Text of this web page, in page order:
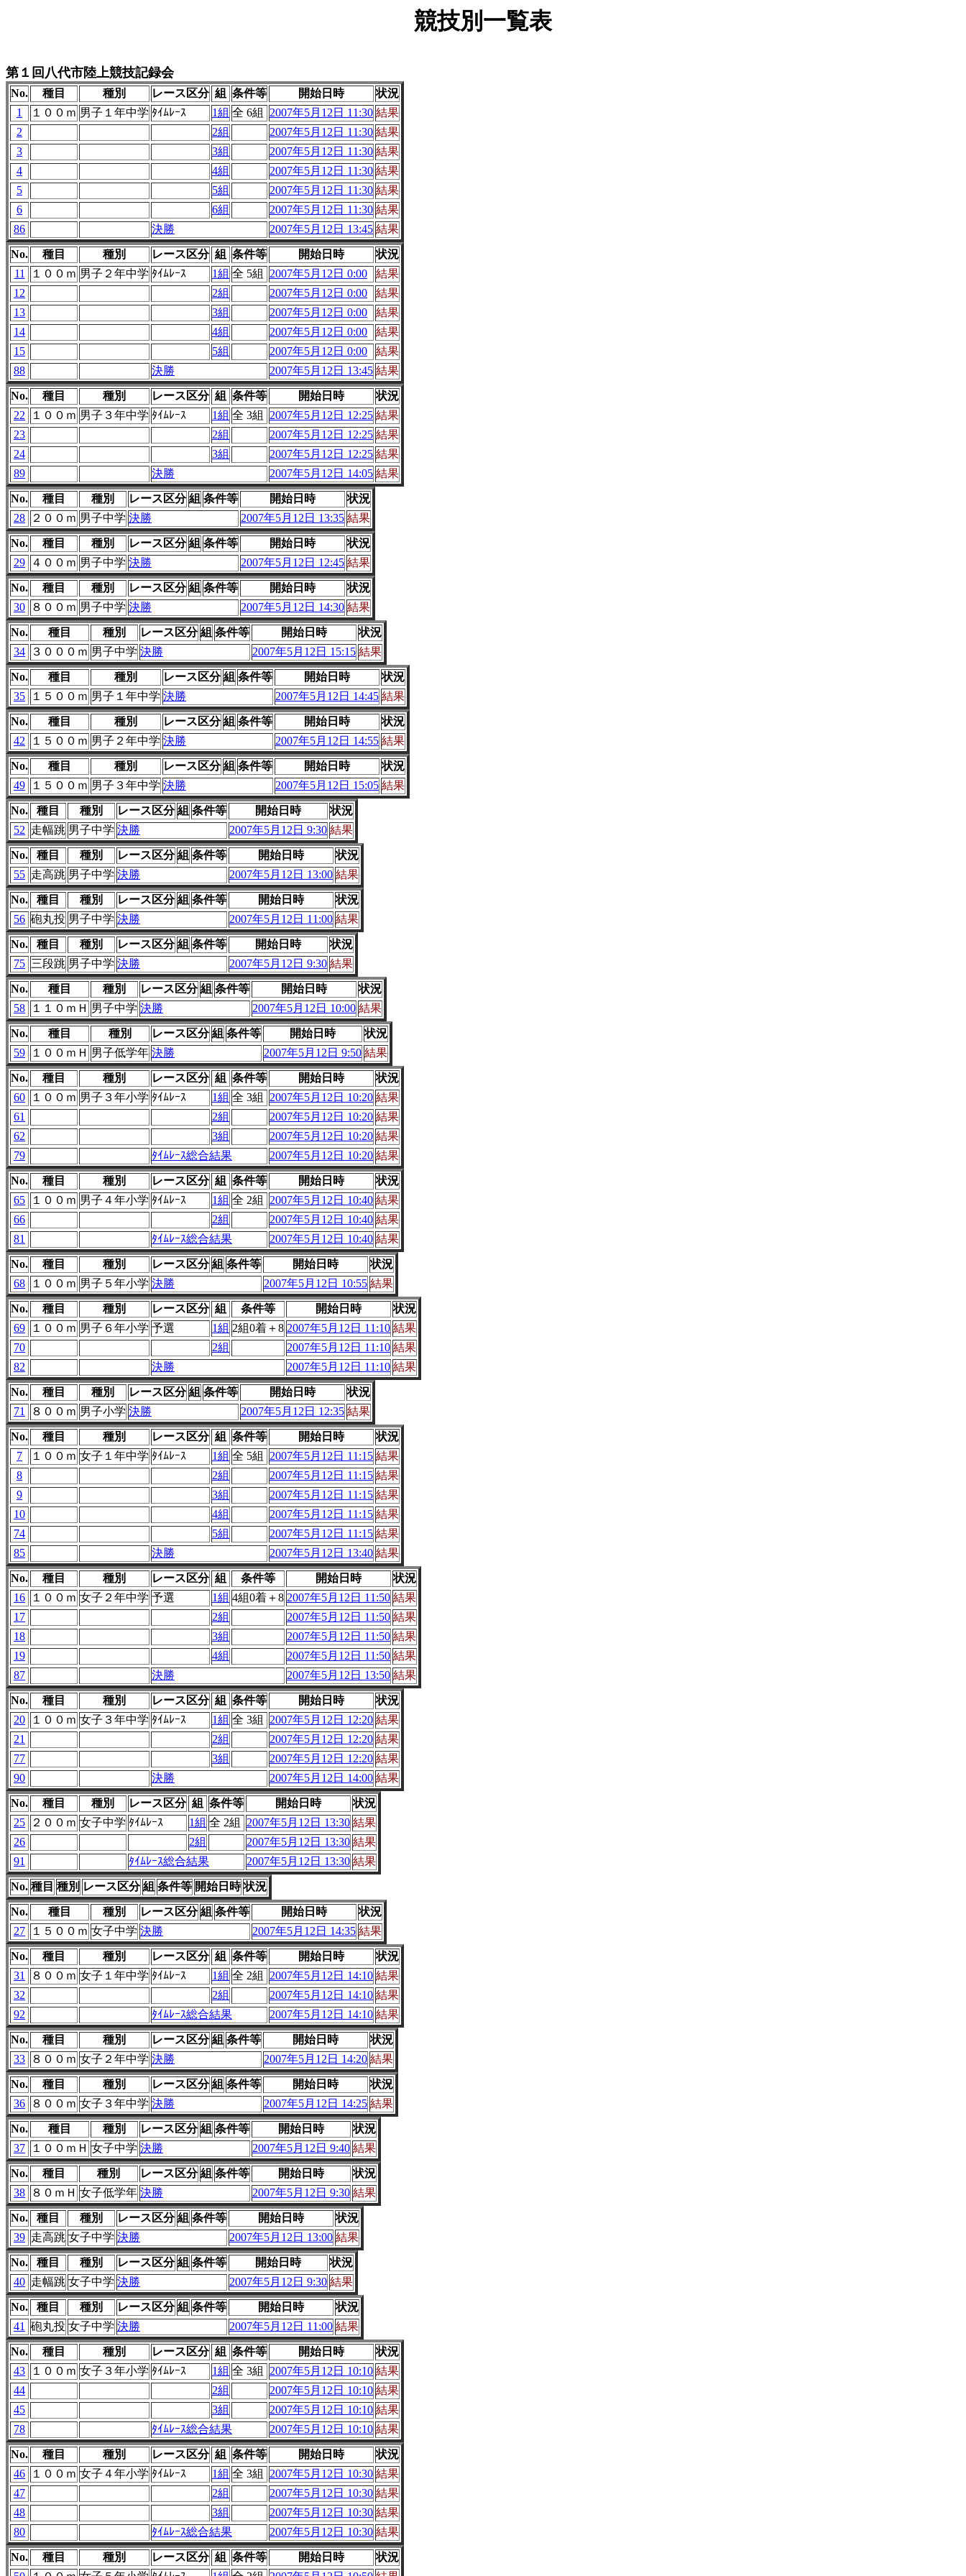
競技別一覧表
第１回八代市陸上競技記録会
No. 種目 種別 レース区分 組 条件等 開始日時
状況
1
１００ｍ 男子１年中学 ﾀｲﾑﾚｰｽ 1組 全 6組 2007年5月12日 11:30 結果
2
2組 2007年5月12日 11:30 結果
3
3組 2007年5月12日 11:30 結果
4
4組 2007年5月12日 11:30 結果
5
5組 2007年5月12日 11:30 結果
6
6組 2007年5月12日 11:30 結果
86
決勝 2007年5月12日 13:45 結果
No. 種目 種別 レース区分 組 条件等 開始日時
状況
11
１００ｍ 男子２年中学 ﾀｲﾑﾚｰｽ 1組 全 5組 2007年5月12日 0:00
結果
12
2組 2007年5月12日 0:00
結果
13
3組 2007年5月12日 0:00
結果
14
4組 2007年5月12日 0:00
結果
15
5組 2007年5月12日 0:00
結果
88
決勝 2007年5月12日 13:45 結果
No. 種目 種別 レース区分 組 条件等 開始日時
状況
22
１００ｍ 男子３年中学 ﾀｲﾑﾚｰｽ 1組 全 3組 2007年5月12日 12:25 結果
23
2組 2007年5月12日 12:25 結果
24
3組 2007年5月12日 12:25 結果
89
決勝 2007年5月12日 14:05 結果
No. 種目 種別 レース区分 組 条件等 開始日時
状況
28
２００ｍ 男子中学 決勝 2007年5月12日 13:35 結果
No. 種目 種別 レース区分 組 条件等 開始日時
状況
29
４００ｍ 男子中学 決勝 2007年5月12日 12:45 結果
No. 種目 種別 レース区分 組 条件等 開始日時
状況
30
８００ｍ 男子中学 決勝 2007年5月12日 14:30 結果
No. 種目 種別 レース区分 組 条件等 開始日時
状況
34
３０００ｍ 男子中学 決勝 2007年5月12日 15:15 結果
No. 種目 種別 レース区分 組 条件等 開始日時
状況
35
１５００ｍ 男子１年中学 決勝 2007年5月12日 14:45 結果
No. 種目 種別 レース区分 組 条件等 開始日時
状況
42
１５００ｍ 男子２年中学 決勝 2007年5月12日 14:55 結果
No. 種目 種別 レース区分 組 条件等 開始日時
状況
49
１５００ｍ 男子３年中学 決勝 2007年5月12日 15:05 結果
No. 種目 種別 レース区分 組 条件等 開始日時
状況
52 走幅跳 男子中学 決勝 2007年5月12日 9:30 結果
No. 種目 種別 レース区分 組 条件等 開始日時
状況
55 走高跳 男子中学 決勝 2007年5月12日 13:00 結果
No. 種目 種別 レース区分 組 条件等 開始日時
状況
56 砲丸投 男子中学 決勝 2007年5月12日 11:00 結果
No. 種目 種別 レース区分 組 条件等 開始日時
状況
75 三段跳 男子中学 決勝 2007年5月12日 9:30 結果
No. 種目 種別 レース区分 組 条件等 開始日時
状況
58
１１０ｍＨ 男子中学 決勝 2007年5月12日 10:00 結果
No. 種目 種別 レース区分 組 条件等 開始日時
状況
59
１００ｍＨ 男子低学年 決勝 2007年5月12日 9:50 結果
No. 種目 種別 レース区分 組 条件等 開始日時
状況
60
１００ｍ 男子３年小学 ﾀｲﾑﾚｰｽ 1組 全 3組 2007年5月12日 10:20 結果
61
2組 2007年5月12日 10:20 結果
62
3組 2007年5月12日 10:20 結果
79
ﾀｲﾑﾚｰｽ総合結果 2007年5月12日 10:20 結果
No. 種目 種別 レース区分 組 条件等 開始日時
状況
65
１００ｍ 男子４年小学 ﾀｲﾑﾚｰｽ 1組 全 2組 2007年5月12日 10:40 結果
66
2組 2007年5月12日 10:40 結果
81
ﾀｲﾑﾚｰｽ総合結果 2007年5月12日 10:40 結果
No. 種目 種別 レース区分 組 条件等 開始日時
状況
68
１００ｍ 男子５年小学 決勝 2007年5月12日 10:55 結果
No. 種目 種別 レース区分 組 条件等 開始日時
状況
69
１００ｍ 男子６年小学 予選 1組 2組0着＋8 2007年5月12日 11:10 結果
70
2組 2007年5月12日 11:10 結果
82
決勝 2007年5月12日 11:10 結果
No. 種目 種別 レース区分 組 条件等 開始日時
状況
71
８００ｍ 男子小学 決勝 2007年5月12日 12:35 結果
No. 種目 種別 レース区分 組 条件等 開始日時
状況
7
１００ｍ 女子１年中学 ﾀｲﾑﾚｰｽ 1組 全 5組 2007年5月12日 11:15 結果
8
2組 2007年5月12日 11:15 結果
9
3組 2007年5月12日 11:15 結果
10
4組 2007年5月12日 11:15 結果
74
5組 2007年5月12日 11:15 結果
85
決勝 2007年5月12日 13:40 結果
No. 種目 種別 レース区分 組 条件等 開始日時
状況
16
１００ｍ 女子２年中学 予選 1組 4組0着＋8 2007年5月12日 11:50 結果
17
2組 2007年5月12日 11:50 結果
18
3組 2007年5月12日 11:50 結果
19
4組 2007年5月12日 11:50 結果
87
決勝 2007年5月12日 13:50 結果
No. 種目 種別 レース区分 組 条件等 開始日時
状況
20
１００ｍ 女子３年中学 ﾀｲﾑﾚｰｽ 1組 全 3組 2007年5月12日 12:20 結果
21
2組 2007年5月12日 12:20 結果
77
3組 2007年5月12日 12:20 結果
90
決勝 2007年5月12日 14:00 結果
No. 種目 種別 レース区分 組 条件等 開始日時
状況
25
２００ｍ 女子中学 ﾀｲﾑﾚｰｽ 1組 全 2組 2007年5月12日 13:30 結果
26
2組 2007年5月12日 13:30 結果
91
ﾀｲﾑﾚｰｽ総合結果 2007年5月12日 13:30 結果
No. 種目 種別 レース区分 組 条件等 開始日時 状況
No. 種目 種別 レース区分 組 条件等 開始日時
状況
27
１５００ｍ 女子中学 決勝 2007年5月12日 14:35 結果
No. 種目 種別 レース区分 組 条件等 開始日時
状況
31
８００ｍ 女子１年中学 ﾀｲﾑﾚｰｽ 1組 全 2組 2007年5月12日 14:10 結果
32
2組 2007年5月12日 14:10 結果
92
ﾀｲﾑﾚｰｽ総合結果 2007年5月12日 14:10 結果
No. 種目 種別 レース区分 組 条件等 開始日時
状況
33
８００ｍ 女子２年中学 決勝 2007年5月12日 14:20 結果
No. 種目 種別 レース区分 組 条件等 開始日時
状況
36
８００ｍ 女子３年中学 決勝 2007年5月12日 14:25 結果
No. 種目 種別 レース区分 組 条件等 開始日時
状況
37
１００ｍＨ 女子中学 決勝 2007年5月12日 9:40 結果
No. 種目 種別 レース区分 組 条件等 開始日時
状況
38
８０ｍＨ 女子低学年 決勝 2007年5月12日 9:30 結果
No. 種目 種別 レース区分 組 条件等 開始日時
状況
39 走高跳 女子中学 決勝 2007年5月12日 13:00 結果
No. 種目 種別 レース区分 組 条件等 開始日時
状況
40 走幅跳 女子中学 決勝 2007年5月12日 9:30 結果
No. 種目 種別 レース区分 組 条件等 開始日時
状況
41
砲丸投 女子中学 決勝 2007年5月12日 11:00 結果
No. 種目 種別 レース区分 組 条件等 開始日時
状況
43
１００ｍ 女子３年小学 ﾀｲﾑﾚｰｽ 1組 全 3組 2007年5月12日 10:10 結果
44
2組 2007年5月12日 10:10 結果
45
3組 2007年5月12日 10:10 結果
78
ﾀｲﾑﾚｰｽ総合結果 2007年5月12日 10:10 結果
No. 種目 種別 レース区分 組 条件等 開始日時
状況
46
１００ｍ 女子４年小学 ﾀｲﾑﾚｰｽ 1組 全 3組 2007年5月12日 10:30 結果
47
2組 2007年5月12日 10:30 結果
48
3組 2007年5月12日 10:30 結果
80
ﾀｲﾑﾚｰｽ総合結果 2007年5月12日 10:30 結果
No. 種目 種別 レース区分 組 条件等 開始日時
状況